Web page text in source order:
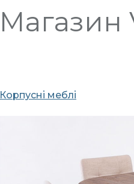
Магазин
Корпусні меблі